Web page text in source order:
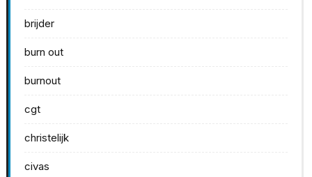
brijder
burn out
burnout
cgt
christelijk
civas